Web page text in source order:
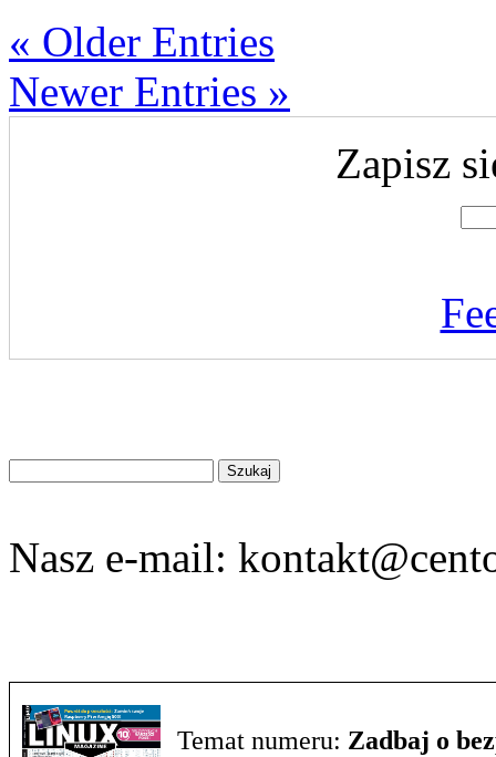
« Older Entries
Newer Entries »
Zapisz
na
Nasz e-mail:
Temat numeru: Zadbaj o